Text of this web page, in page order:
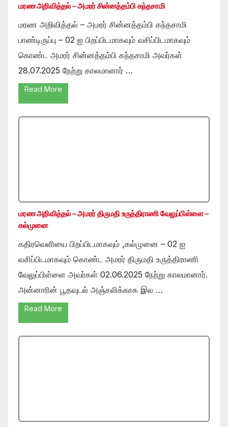
மரண அறிவித்தல் – அமரர் சின்னத்தம்பி கந்தசாமி
மரண அறிவித்தல் – அமரர் சின்னத்தம்பி கந்தசாமி
பாண்டிருப்பு – 02 ஐ பிறப்பிடமாகவும் வசிப்பிடமாகவும்
கொண்ட அமரர் சின்னத்தம்பி கந்தசாமி அவர்கள்
28.07.2025 நேற்று காலமானார் …
Read More
மரண அறிவித்தல் – அமரர் திருமதி உருத்திராணி வேலுப்பிள்ளை –
கல்முனை
கதிரவெளியை பிறப்பிடமாகவும் ,கல்முனை – 02 ஐ
வசிப்பிடமாகவும் கொண்ட அமரர் திருமதி உருத்திராணி
வேலுப்பிள்ளை அவர்கள் 02.06.2025 நேற்று காலமானார்.
அன்னாரின் பூதவுடல் அஞ்சலிக்காக இல …
Read More